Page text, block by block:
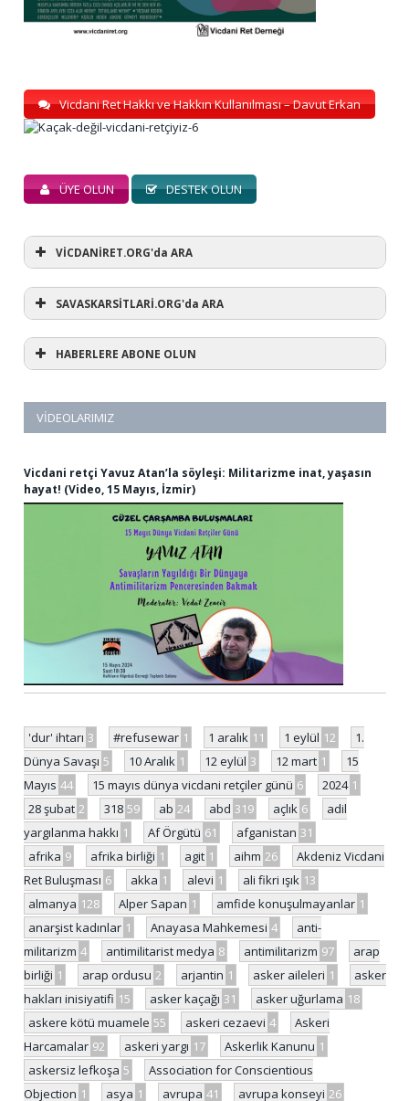
Vicdani Ret Hakkı ve Hakkın Kullanılması – Davut Erkan
ÜYE OLUN DESTEK OLUN
VİCDANİRET.ORG'da ARA
SAVASKARSİTLARİ.ORG'da ARA
HABERLERE ABONE OLUN
VIDEOLARIMIZ
Vicdani retçi Yavuz Atan’la söyleşi: Militarizme inat, yaşasın
hayat! (Video, 15 Mayıs, İzmir)
'dur' ihtarı 3 #refusewar 1 1 aralık 11 1 eylül 12
1.
Dünya Savaşı 5 10 Aralık 1 12 eylül 3 12 mart 1
15
Mayıs 44 15 mayıs dünya vicdani retçiler günü 6 2024 1
28 şubat 2 318 59 ab 24 abd 319 açlık 6
adil
yargılanma hakkı 1 Af Örgütü 61 afganistan 31
afrika 9 afrika birliği 1 agit 1 aihm 26
Akdeniz Vicdani
Ret Buluşması 6 akka 1 alevi 1 ali fikri ışık 13
almanya 128 Alper Sapan 1 amfide konuşulmayanlar 1
anarşist kadınlar 1 Anayasa Mahkemesi 4
anti-
militarizm 4 antimilitarist medya 8 antimilitarizm 97
arap
birliği 1 arap ordusu 2 arjantin 1 asker aileleri 1
asker
hakları inisiyatifi 15 asker kaçağı 31 asker uğurlama 18
askere kötü muamele 55 askeri cezaevi 4
Askeri
Harcamalar 92 askeri yargı 17 Askerlik Kanunu 1
askersiz lefkoşa 5
Association for Conscientious
Objection 1 asya 1 avrupa 41 avrupa konseyi 26